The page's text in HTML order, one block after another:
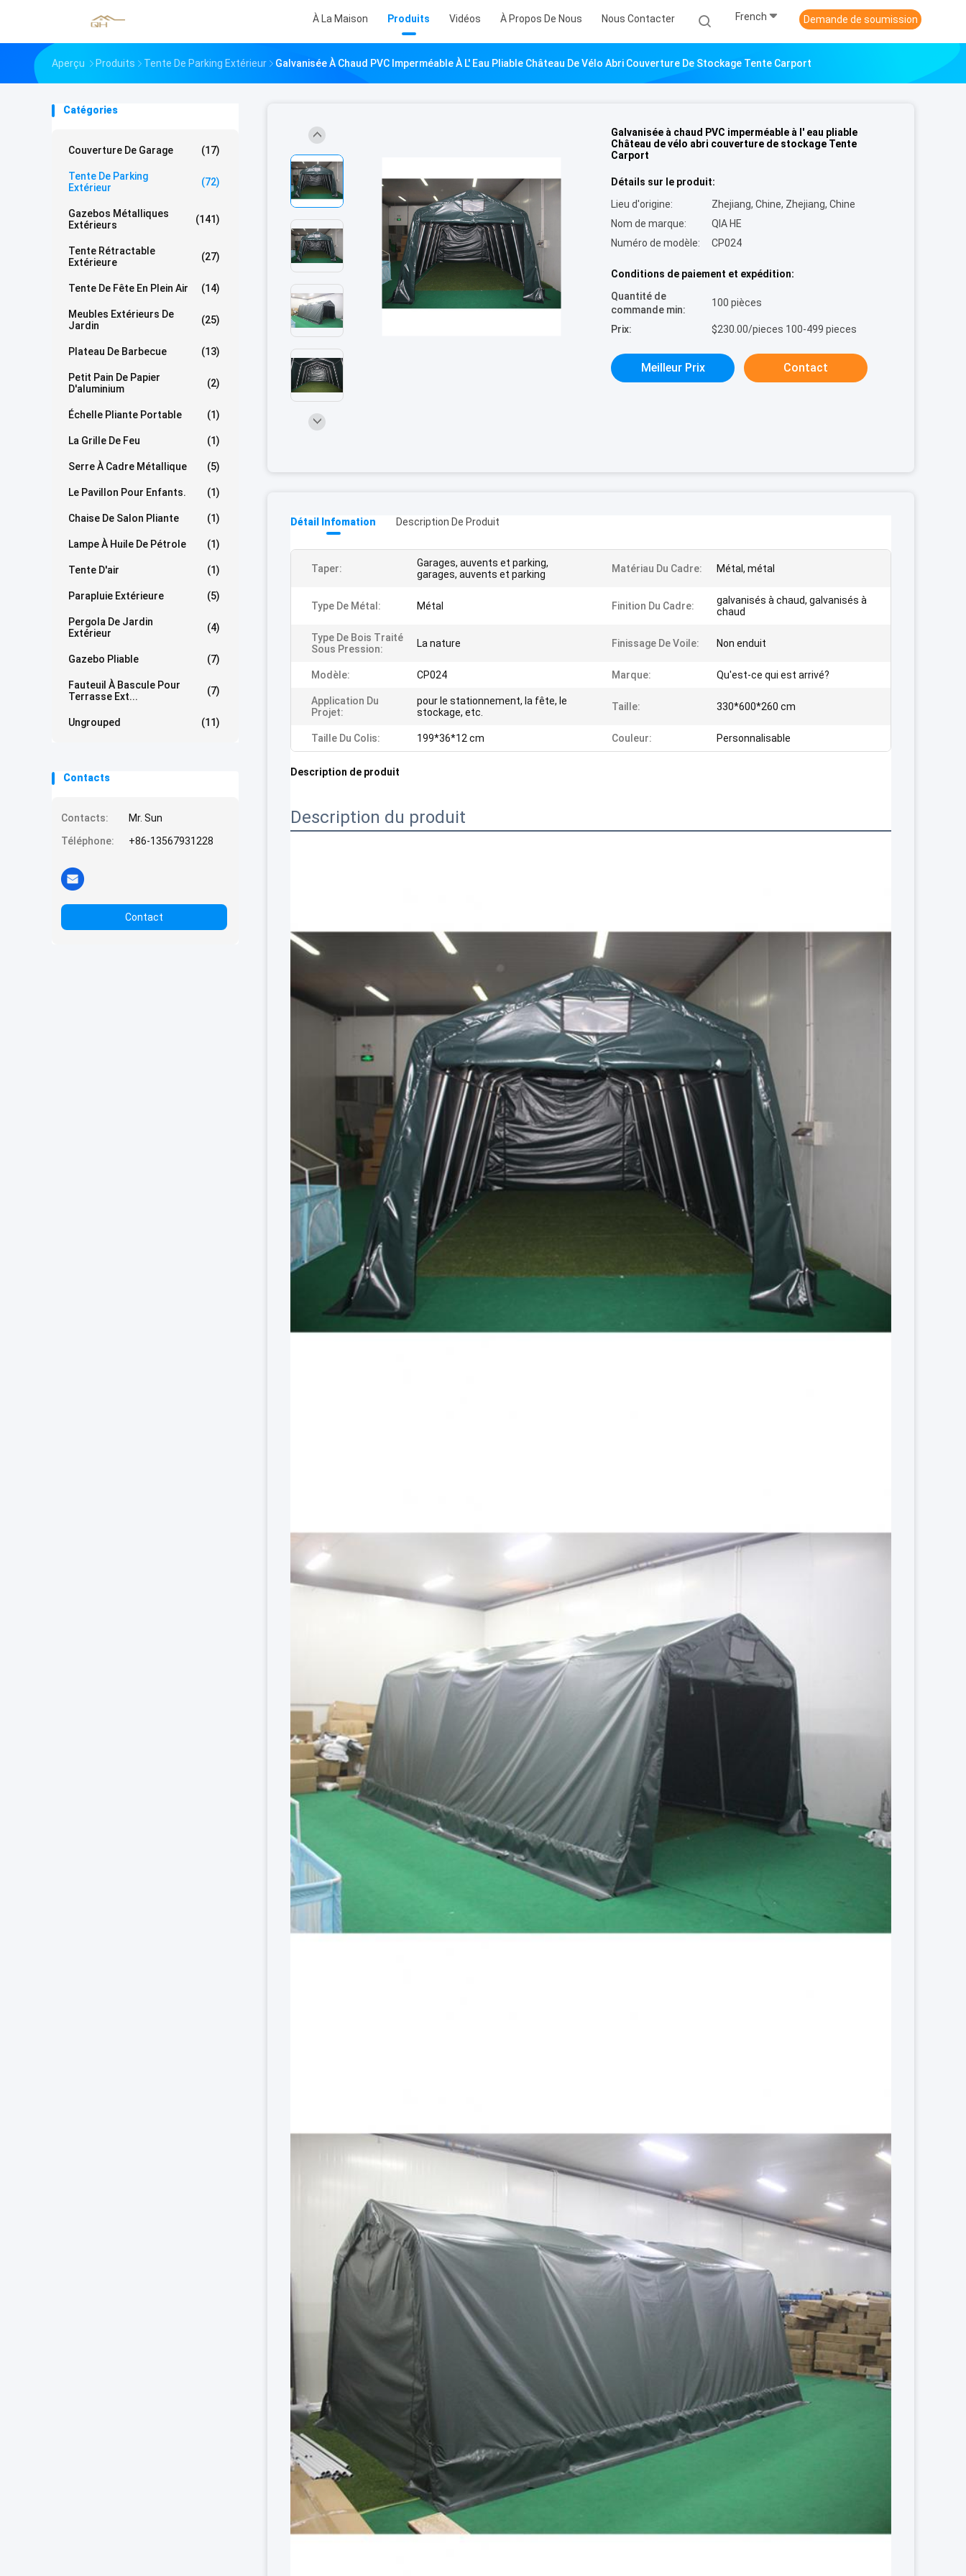
À La Maison Produits Vidéos À Propos De Nous Nous Contacter French Demande de soumission
Aperçu Produits Tente De Parking Extérieur Galvanisée À Chaud PVC Imperméable À L' Eau Pliable Château De Vélo Abri Couverture De Stockage Tente Carport
Catégories
Couverture De Garage (17)
Tente De Parking
Extérieur
(72)
Gazebos Métalliques
Extérieurs
(141)
Tente Rétractable
Extérieure
(27)
Tente De Fête En Plein Air (14)
Meubles Extérieurs De
Jardin
(25)
Plateau De Barbecue (13)
Petit Pain De Papier
D'aluminium
(2)
Échelle Pliante Portable (1)
La Grille De Feu (1)
Serre À Cadre Métallique (5)
Le Pavillon Pour Enfants. (1)
Chaise De Salon Pliante (1)
Lampe À Huile De Pétrole (1)
Tente D'air (1)
Parapluie Extérieure (5)
Pergola De Jardin
Extérieur
(4)
Gazebo Pliable (7)
Fauteuil À Bascule Pour
Terrasse Ext...
(7)
Ungrouped (11)
Contacts
Contacts:
Mr. Sun
Téléphone:
+86-13567931228
Contact
Galvanisée à chaud PVC imperméable à l' eau pliable
Château de vélo abri couverture de stockage Tente
Carport
Détails sur le produit:
Lieu d'origine:
Zhejiang, Chine, Zhejiang, Chine
Nom de marque:
QIA HE
Numéro de modèle:
CP024
Conditions de paiement et expédition:
Quantité de
commande min:
100 pièces
Prix: $230.00/pieces 100-499 pieces
Meilleur Prix Contact
Détail Infomation Description De Produit
Taper:
Garages, auvents et parking,
garages, auvents et parking
Matériau Du Cadre: Métal, métal
Type De Métal: Métal Finition Du Cadre:
galvanisés à chaud, galvanisés à
chaud
Type De Bois Traité
Sous Pression:
La nature Finissage De Voile: Non enduit
Modèle: CP024 Marque: Qu'est-ce qui est arrivé?
Application Du
Projet:
pour le stationnement, la fête, le
stockage, etc.
Taille: 330*600*260 cm
Taille Du Colis: 199*36*12 cm Couleur: Personnalisable
Description de produit
Description du produit